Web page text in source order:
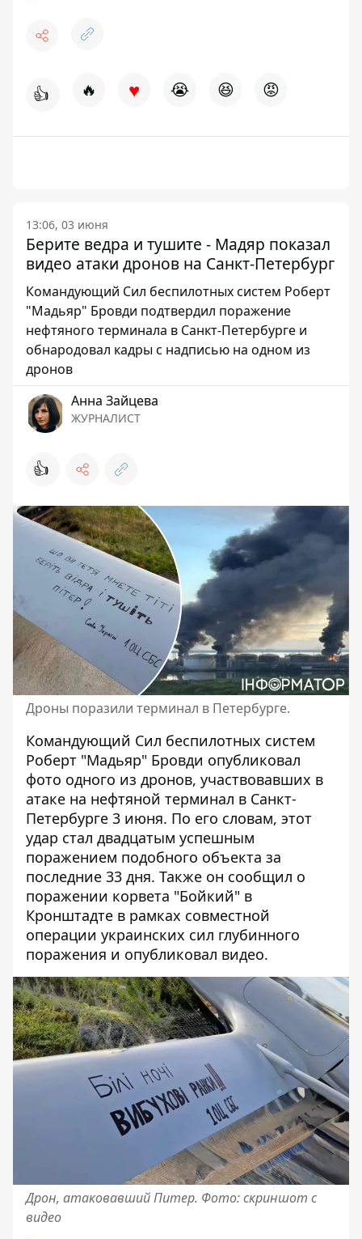
👍 🔥 ♥ 😭 😆 😡
13:06, 03 июня
Берите ведра и тушите - Мадяр показал
видео атаки дронов на Санкт-Петербург
Командующий Сил беспилотных систем Роберт
"Мадьяр" Бровди подтвердил поражение
нефтяного терминала в Санкт-Петербурге и
обнародовал кадры с надписью на одном из
дронов
Анна Зайцева
ЖУРНАЛИСТ
👍
Дроны поразили терминал в Петербурге.
Командующий Сил беспилотных систем
Роберт "Мадьяр" Бровди опубликовал
фото одного из дронов, участвовавших в
атаке на нефтяной терминал в Санкт-
Петербурге 3 июня. По его словам, этот
удар стал двадцатым успешным
поражением подобного объекта за
последние 33 дня. Также он сообщил о
поражении корвета "Бойкий" в
Кронштадте в рамках совместной
операции украинских сил глубинного
поражения и опубликовал видео.
Дрон, атаковавший Питер. Фото: скриншот с
видео